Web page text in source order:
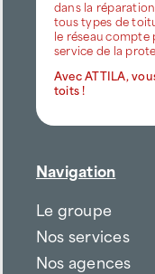
dans la
tous types de
le réseau compte
service de la
Avec ATTILA,
toits !
Navigation
Le groupe
Nos services
Nos agences